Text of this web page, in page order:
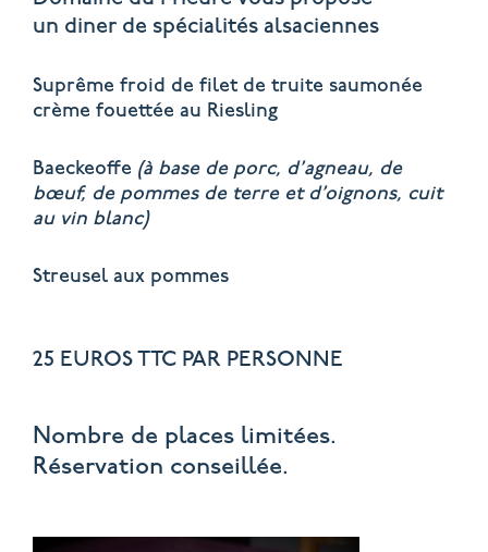
un diner de spécialités alsaciennes
Suprême froid de filet de truite saumonée
crème fouettée au Riesling
Baeckeoffe (à base de porc, d’agneau, de
bœuf, de pommes de terre et d’oignons, cuit
au vin blanc)
Streusel aux pommes
25 EUROS TTC PAR PERSONNE
Nombre de places limitées.
Réservation conseillée.